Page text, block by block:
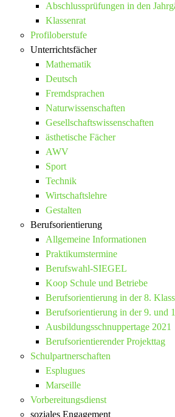
Abschlussprüfungen in den
Klassenrat
Profiloberstufe
Unterrichtsfächer
Mathematik
Deutsch
Fremdsprachen
Naturwissenschaften
Gesellschaftswissenschaften
ästhetische Fächer
AWV
Sport
Technik
Wirtschaftslehre
Gestalten
Berufsorientierung
Allgemeine Informationen
Praktikumstermine
Berufswahl-SIEGEL
Koop Schule und Betriebe
Berufsorientierung in der 8.
Berufsorientierung in der 9. und
Ausbildungsschnuppertage 2021
Berufsorientierender Projekttag
Schulpartnerschaften
Esplugues
Marseille
Vorbereitungsdienst
soziales Engagement